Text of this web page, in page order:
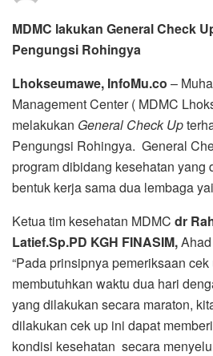
MDMC lakukan General Check
Pengungsi Rohingya
Lhokseumawe, InfoMu.co –
Management Center ( MDMC
melakukan General Check Up
Pengungsi Rohingya. General
program dibidang kesehatan yang
bentuk kerja sama dua lembaga
Ketua tim kesehatan MDMC dr
Latief.Sp.PD KGH FINASIM,Ahad
“Pada prinsipnya pemeriksaan
membutuhkan waktu dua hari
yang dilakukan secara maraton,
dilakukan cek up ini dapat
kondisi kesehatan secara